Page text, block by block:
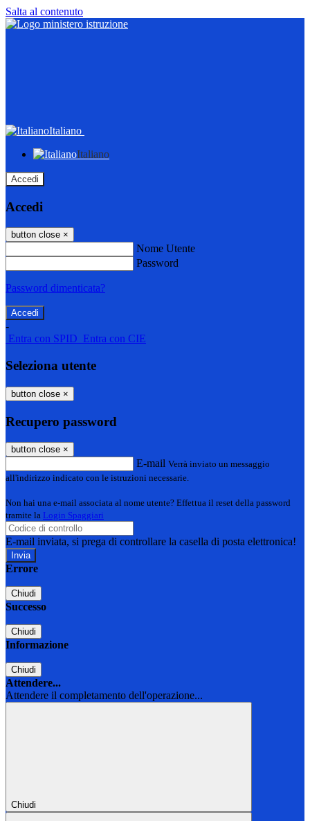
Salta al contenuto
Italiano
Italiano
Accedi
Accedi
button close ×
Nome Utente
Password
Password dimenticata?
-
Entra con SPID Entra con CIE
Seleziona utente
button close ×
Recupero password
button close ×
E-mail Verrà inviato un messaggio
all'indirizzo indicato con le istruzioni necessarie.
Non hai una e-mail associata al nome utente? Effettua il reset della password
tramite la Login Spaggiari
E-mail inviata, si prega di controllare la casella di posta elettronica!
Errore
Chiudi
Successo
Chiudi
Informazione
Chiudi
Attendere...
Attendere il completamento dell'operazione...
Chiudi